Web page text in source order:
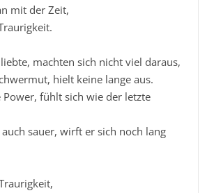
mit der Zeit,
machten sich nicht viel daraus,
hielt keine lange aus.
fühlt sich wie der letzte
sauer, wirft er sich noch lang